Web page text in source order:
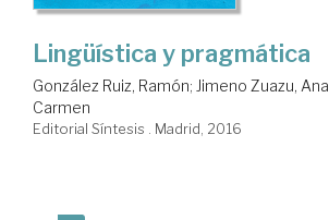
Lingüística y pragmática
González Ruiz, Ramón; Jimeno Zuazu, Ana
Carmen
Editorial Síntesis . Madrid, 2016